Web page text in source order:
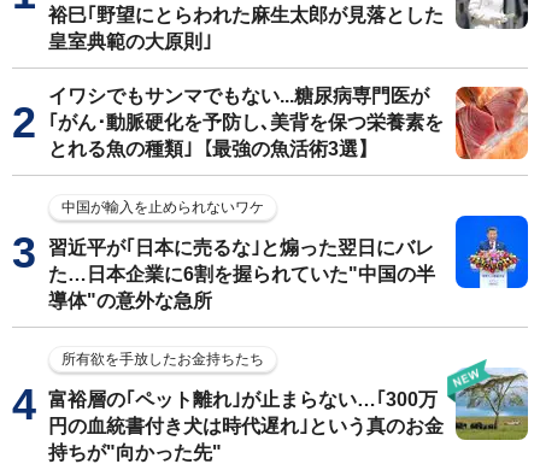
裕巳｢野望にとらわれた麻生太郎が見落とした
皇室典範の大原則｣
イワシでもサンマでもない...糖尿病専門医が
｢がん･動脈硬化を予防し､美背を保つ栄養素を
とれる魚の種類｣【最強の魚活術3選】
中国が輸入を止められないワケ
習近平が｢日本に売るな｣と煽った翌日にバレ
た…日本企業に6割を握られていた"中国の半
導体"の意外な急所
所有欲を手放したお金持ちたち
富裕層の｢ペット離れ｣が止まらない…｢300万
円の血統書付き犬は時代遅れ｣という真のお金
持ちが"向かった先"